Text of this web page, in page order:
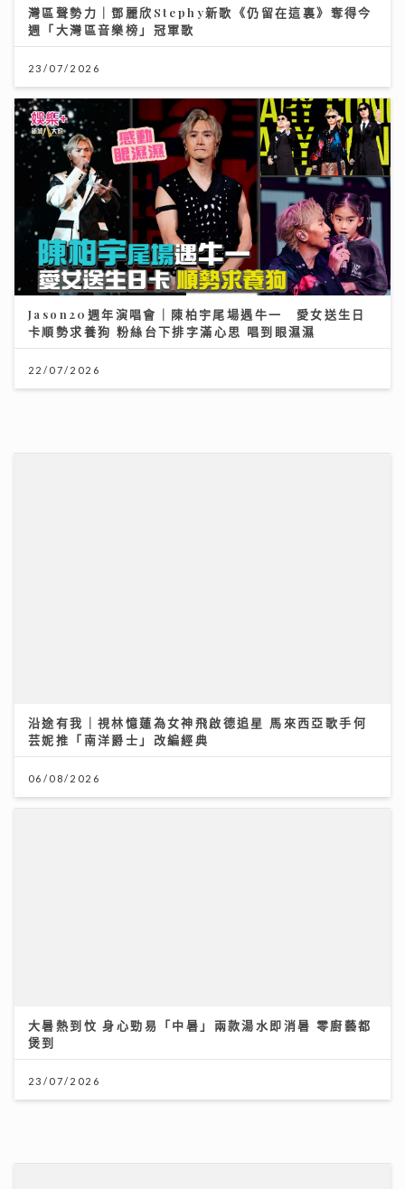
灣區聲勢力｜鄧麗欣Stephy新歌《仍留在這裏》奪得今
週「大灣區音樂榜」冠軍歌
23/07/2026
Jason20週年演唱會｜陳柏宇尾場遇牛一 愛女送生日
卡順勢求養狗 粉絲台下排字滿心思 唱到眼濕濕
22/07/2026